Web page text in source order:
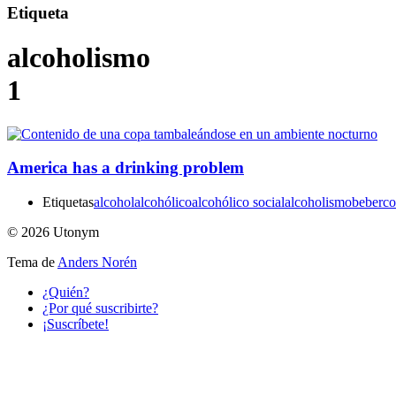
Etiqueta
alcoholismo
1
America has a drinking problem
Etiquetasalcoholalcohólicoalcohólico socialalcoholismobeber
© 2026 Utonym
Tema de Anders Norén
¿Quién?
¿Por qué suscribirte?
¡Suscríbete!